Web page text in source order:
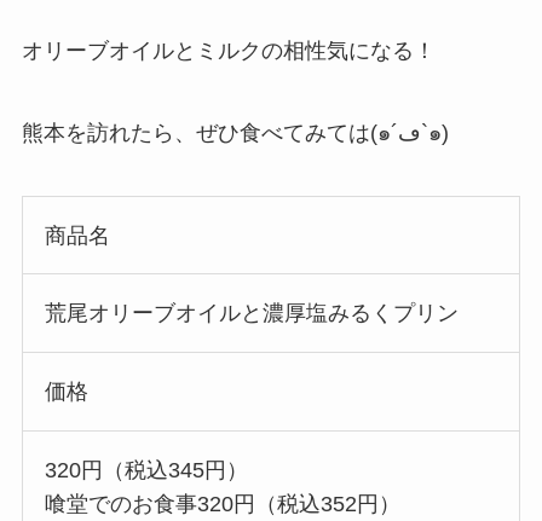
オリーブオイルとミルクの相性気になる！
熊本を訪れたら、ぜひ食べてみては(๑´ڡ`๑)
商品名
荒尾オリーブオイルと濃厚塩みるくプリン
価格
320円（税込345円）
喰堂でのお食事320円（税込352円）